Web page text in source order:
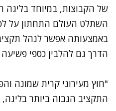
של הקבוצות, במיוחד
השתלט העולם התחתון על
באמצעותה אפשר לנהל
הדרך גם להלבין כספי
"חוץ מעירוני קרית שמונה
התקציב הגבוה ביותר